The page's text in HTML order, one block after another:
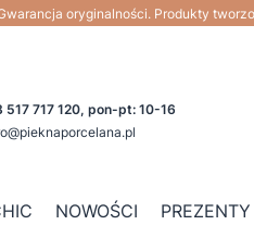
oryginalności. Produkty
517 717 120, pon-pt: 10-16
NOWOŚCI PREZENTY